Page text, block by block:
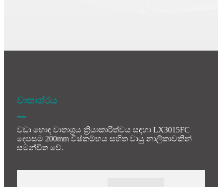
වාතාශ්රය
වඩා හොඳ වාතාශ්‍රය ක්‍රියාකාරිත්වය සඳහා LX3015FC
දෙපසම 200mm විෂ්කම්භය සහිත වායු නාලිකාවකින්
සමන්විත වේ.